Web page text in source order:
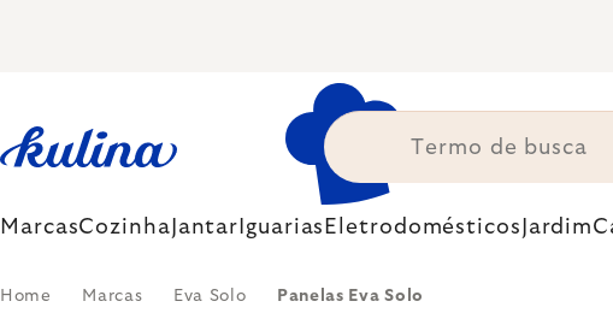
MarcasCozinha Jantar Iguarias Eletrodomésticos Jardim
Home Marcas Eva Solo Panelas Eva Solo